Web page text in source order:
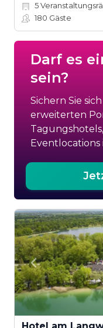
5
180 Gäste
Darf es
sein?
Sichern Sie
erweiterten
Eventlocations